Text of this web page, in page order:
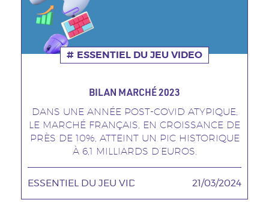
ESSENTIEL DU JEU VIDEO
BILAN MARCHÉ 2023
Sous
titre
DANS UNE ANNÉE POST-COVID ATYPIQUE,
LE MARCHÉ FRANÇAIS, EN CROISSANCE DE
PRÈS DE 10%, ATTEINT UN PIC HISTORIQUE
À 6,1 MILLIARDS D’EUROS.
TAGS MINEURES
ESSENTIEL DU JEU VIDEO Date
21/03/2024